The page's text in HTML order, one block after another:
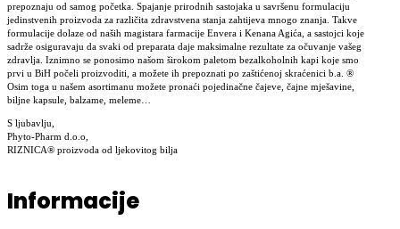
prepoznaju od samog početka. Spajanje prirodnih sastojaka u savršenu formulaciju
jedinstvenih proizvoda za različita zdravstvena stanja zahtijeva mnogo znanja. Takve
formulacije dolaze od naših magistara farmacije Envera i Kenana Agića, a sastojci koje
sadrže osiguravaju da svaki od preparata daje maksimalne rezultate za očuvanje vašeg
zdravlja. Iznimno se ponosimo našom širokom paletom bezalkoholnih kapi koje smo
prvi u BiH počeli proizvoditi, a možete ih prepoznati po zaštićenoj skraćenici b.a. ®
Osim toga u našem asortimanu možete pronaći pojedinačne čajeve, čajne mješavine,
biljne kapsule, balzame, meleme…
S ljubavlju,
Phyto-Pharm d.o.o,
RIZNICA® proizvoda od ljekovitog bilja
Informacije